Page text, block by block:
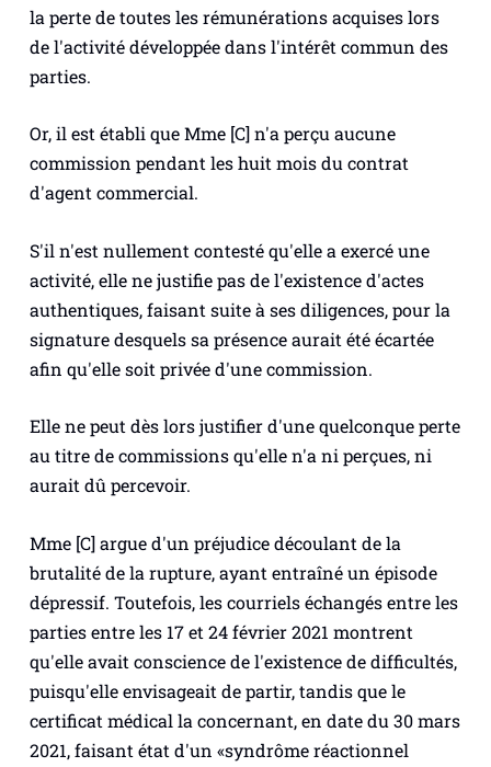
la perte de toutes les rémunérations acquises lors
de l'activité développée dans l'intérêt commun des
parties.
Or, il est établi que Mme [C] n'a perçu aucune
commission pendant les huit mois du contrat
d'agent commercial.
S'il n'est nullement contesté qu'elle a exercé une
activité, elle ne justifie pas de l'existence d'actes
authentiques, faisant suite à ses diligences, pour la
signature desquels sa présence aurait été écartée
afin qu'elle soit privée d'une commission.
Elle ne peut dès lors justifier d'une quelconque perte
au titre de commissions qu'elle n'a ni perçues, ni
aurait dû percevoir.
Mme [C] argue d'un préjudice découlant de la
brutalité de la rupture, ayant entraîné un épisode
dépressif. Toutefois, les courriels échangés entre les
parties entre les 17 et 24 février 2021 montrent
qu'elle avait conscience de l'existence de difficultés,
puisqu'elle envisageait de partir, tandis que le
certificat médical la concernant, en date du 30 mars
2021, faisant état d'un «syndrôme réactionnel